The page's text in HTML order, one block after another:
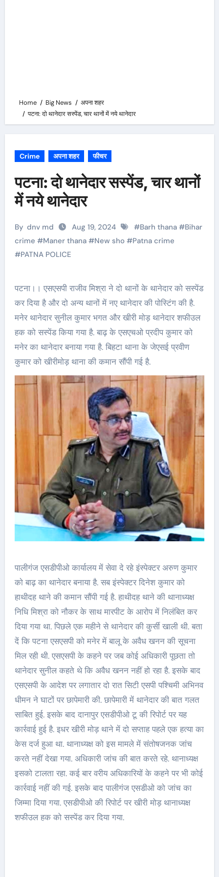
Home Big News
अपना शहर
पटना: दो थानेदार सस्पेंड, चार थानों में नये थानेदार
Crime अपना शहर फीचर
पटना: दो थानेदार सस्पेंड, चार थानों
में नये थानेदार
By dnv md Aug 19, 2024 #Barh thana #Bihar
crime #Maner thana#New sho#Patna crime
#PATNA POLICE
पटना।। एसएसपी राजीव मिश्रा ने दो थानों के थानेदार को सस्पेंड
कर दिया है और दो अन्य थानों में नए थानेदार की पोस्टिंग की है.
मनेर थानेदार सुनील कुमार भगत और खीरी माेड़ थानेदार शफीउल
हक को सस्पेंड किया गया है. बाढ़ के एसएचओ प्रदीप कुमार को
मनेर का थानेदार बनाया गया है. बिहटा थाना के जेएसई प्रवीण
कुमार को खीरीमाेड़ थाना की कमान सौंपी गई है.
पालीगंज एसडीपीओ कार्यालय में सेवा दे रहे इंस्पेक्टर अरुण कुमार
काे बाढ़ का थानेदार बनाया है. सब इंस्पेक्टर दिनेश कुमार को
हाथीदह थाने की कमान सौंपी गई है. हाथीदह थाने की थानाध्यक्ष
निधि मिश्रा को नौकर के साथ मारपीट के आरोप में निलंबित कर
दिया गया था. पिछले एक महीने से थानेदार की कुर्सी खाली थी. बता
दें कि पटना एसएसपी को मनेर में बालू के अवैध खनन की सूचना
मिल रही थी. एसएसपी के कहने पर जब कोई अधिकारी पूछता तो
थानेदार सुनील कहते थे कि अवैध खनन नहीं हाे रहा है. इसके बाद
एसएसपी के आदेश पर लगातार दो रात सिटी एसपी पश्चिमी अभिनव
धीमन ने घाटों पर छापेमारी की. छापेमारी में थानेदार की बात गलत
साबित हुई. इसके बाद दानापुर एसडीपीओ टू की रिपोर्ट पर यह
कार्रवाई हुई है. इधर खीरी मोड़ थाने में दो सप्ताह पहले एक हत्या का
केस दर्ज हुआ था. थानाध्यक्ष को इस मामले में संतोषजनक जांच
करते नहीं देखा गया. अधिकारी जांच की बात करते रहे. थानाध्यक्ष
इसको टालता रहा. कई बार वरीय अधिकारियाें के कहने पर भी कोई
कार्रवाई नहीं की गई. इसके बाद पालीगंज एसडीओ काे जांच का
जिम्मा दिया गया. एसडीपीओ की रिपोर्ट पर खीरी मोड़ थानाध्यक्ष
शफीउल हक को सस्पेंड कर दिया गया.